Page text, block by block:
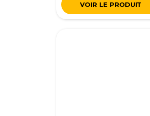
VOIR LE PRODUIT